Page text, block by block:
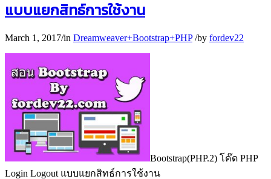
แบบแยกสิทธ์การใช้งาน
March 1, 2017/in Dreamweaver+Bootstrap+PHP /by fordev22
Bootstrap(PHP.2) โค๊ด PHP
Login Logout แบบแยกสิทธ์การใช้งาน